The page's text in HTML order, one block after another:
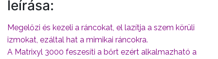
leírása:
Megelőzi és kezeli a ráncokat, el lazítja a szem körüli
izmokat, ezáltal hat a mimikai ráncokra.
A Matrixyl 3000 feszesíti a bőrt ezért alkalmazható a